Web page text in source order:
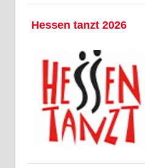
Hessen tanzt 2026